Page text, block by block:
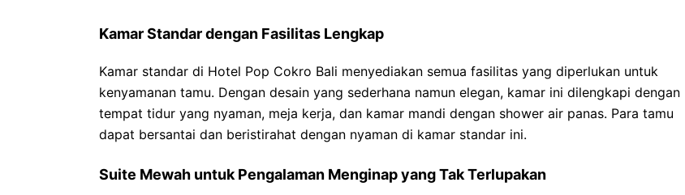
Kamar Standar dengan Fasilitas Lengkap
Kamar standar di Hotel Pop Cokro Bali menyediakan semua fasilitas yang diperlukan untuk
kenyamanan tamu. Dengan desain yang sederhana namun elegan, kamar ini dilengkapi dengan
tempat tidur yang nyaman, meja kerja, dan kamar mandi dengan shower air panas. Para tamu
dapat bersantai dan beristirahat dengan nyaman di kamar standar ini.
Suite Mewah untuk Pengalaman Menginap yang Tak Terlupakan